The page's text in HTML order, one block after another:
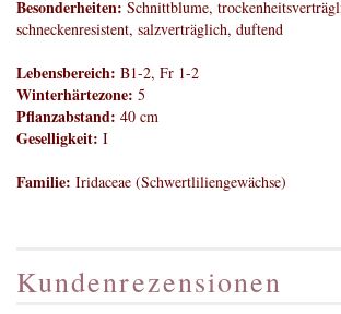
Besonderheiten: Schnittblume,
schneckenresistent, salzverträglich, duftend
Lebensbereich: B1-2, Fr 1-2
Winterhärtezone: 5
Pflanzabstand: 40 cm
Geselligkeit: I
Familie: Iridaceae (Schwertliliengewächse)
Kundenrezensionen